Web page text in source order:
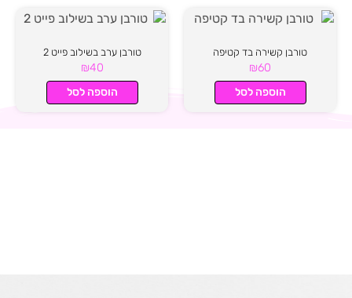
טורבן קשירה בד קטיפה
₪60
הוספה לסל
טורבן ערב בשילוב פייט 2
₪40
הוספה לסל